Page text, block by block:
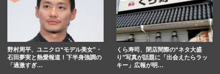
野村周平、ユニクロ“モデル美女”・
石田夢実と熱愛報道！下半身強調の
「過激すぎ…
くら寿司、閉店間際の“ネタ大盛
り”写真が話題に「出会えたらラッ
キー」広報が明…